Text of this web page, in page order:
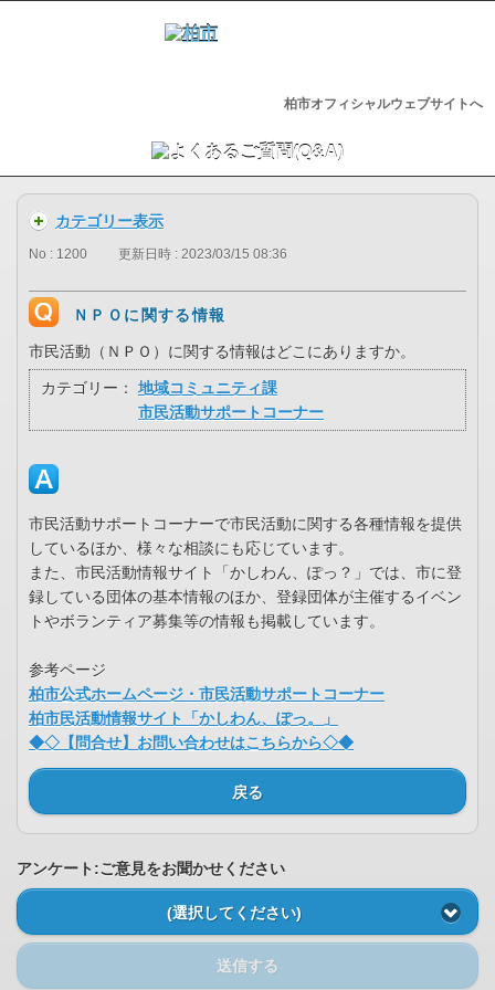
柏市オフィシャルウェブサイトへ
カテゴリー表示
No : 1200 更新日時 : 2023/03/15 08:36
ＮＰＯに関する情報
市民活動（ＮＰＯ）に関する情報はどこにありますか。
カテゴリー：
地域コミュニティ課
市民活動サポートコーナー
市民活動サポートコーナーで市民活動に関する各種情報を提供
しているほか、様々な相談にも応じています。
また、市民活動情報サイト「かしわん、ぽっ？」では、市に登
録している団体の基本情報のほか、登録団体が主催するイベン
トやボランティア募集等の情報も掲載しています。
参考ページ
柏市公式ホームページ・市民活動サポートコーナー
柏市民活動情報サイト「かしわん、ぽっ。」
◆◇【問合せ】お問い合わせはこちらから◇◆
戻る
アンケート:ご意見をお聞かせください
(選択してください)
送信する